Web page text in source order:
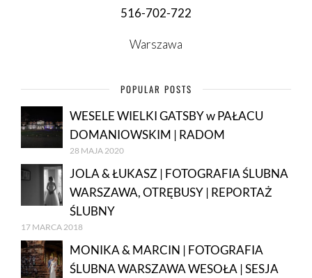
516-702-722
Warszawa
POPULAR POSTS
WESELE WIELKI GATSBY w PAŁACU
DOMANIOWSKIM | RADOM
28 MAJA 2020
JOLA & ŁUKASZ | FOTOGRAFIA ŚLUBNA
WARSZAWA, OTRĘBUSY | REPORTAŻ
ŚLUBNY
17 MARCA 2018
MONIKA & MARCIN | FOTOGRAFIA
ŚLUBNA WARSZAWA WESOŁA | SESJA